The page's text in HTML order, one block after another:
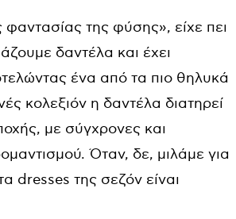
της φύσης», είχε πει
δαντέλα και έχει
ένα από τα πιο θηλυκά
κολεξιόν η δαντέλα διατηρεί
με σύγχρονες και
Όταν, δε, μιλάμε για
dresses της σεζόν είναι